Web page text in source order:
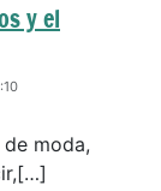
y el
moda,